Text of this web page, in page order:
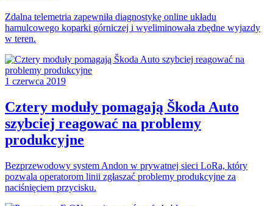
Zdalna telemetria zapewniła diagnostykę online układu
hamulcowego koparki górniczej i wyeliminowała zbędne wyjazdy
w teren.
1 czerwca 2019
Cztery moduły pomagają Škoda Auto
szybciej reagować na problemy
produkcyjne
Bezprzewodowy system Andon w prywatnej sieci LoRa, który
pozwala operatorom linii zgłaszać problemy produkcyjne za
naciśnięciem przycisku.